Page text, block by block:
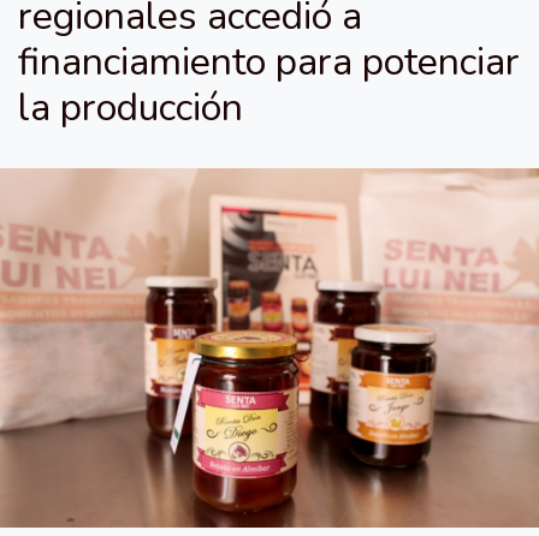
regionales accedió a
financiamiento para potenciar
la producción